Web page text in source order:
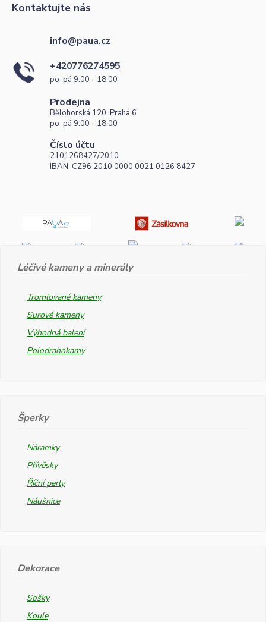
Kontaktujte nás
info@paua.cz
+420776274595
po-pá 9:00 - 18:00
Prodejna
Bělohorská 120, Praha 6
po-pá 9:00 - 18:00
Číslo účtu
2101268427/2010
IBAN: CZ96 2010 0000 0021 0126 8427
Léčivé kameny a minerály
Tromlované kameny
Surové kameny
Výhodná balení
Polodrahokamy
Šperky
Náramky
Přívěsky
Říční perly
Náušnice
Dekorace
Sošky
Koule